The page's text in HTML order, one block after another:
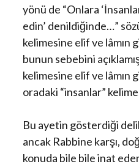
yönü de “Onlara
edin’ denildiğinde…”
kelimesine elif ve lâmın
bunun sebebini
kelimesine elif ve lâmın
oradaki “insanlar”
Bu ayetin gösterdiği delil
ancak Rabbine karşı,
konuda bile bile inat